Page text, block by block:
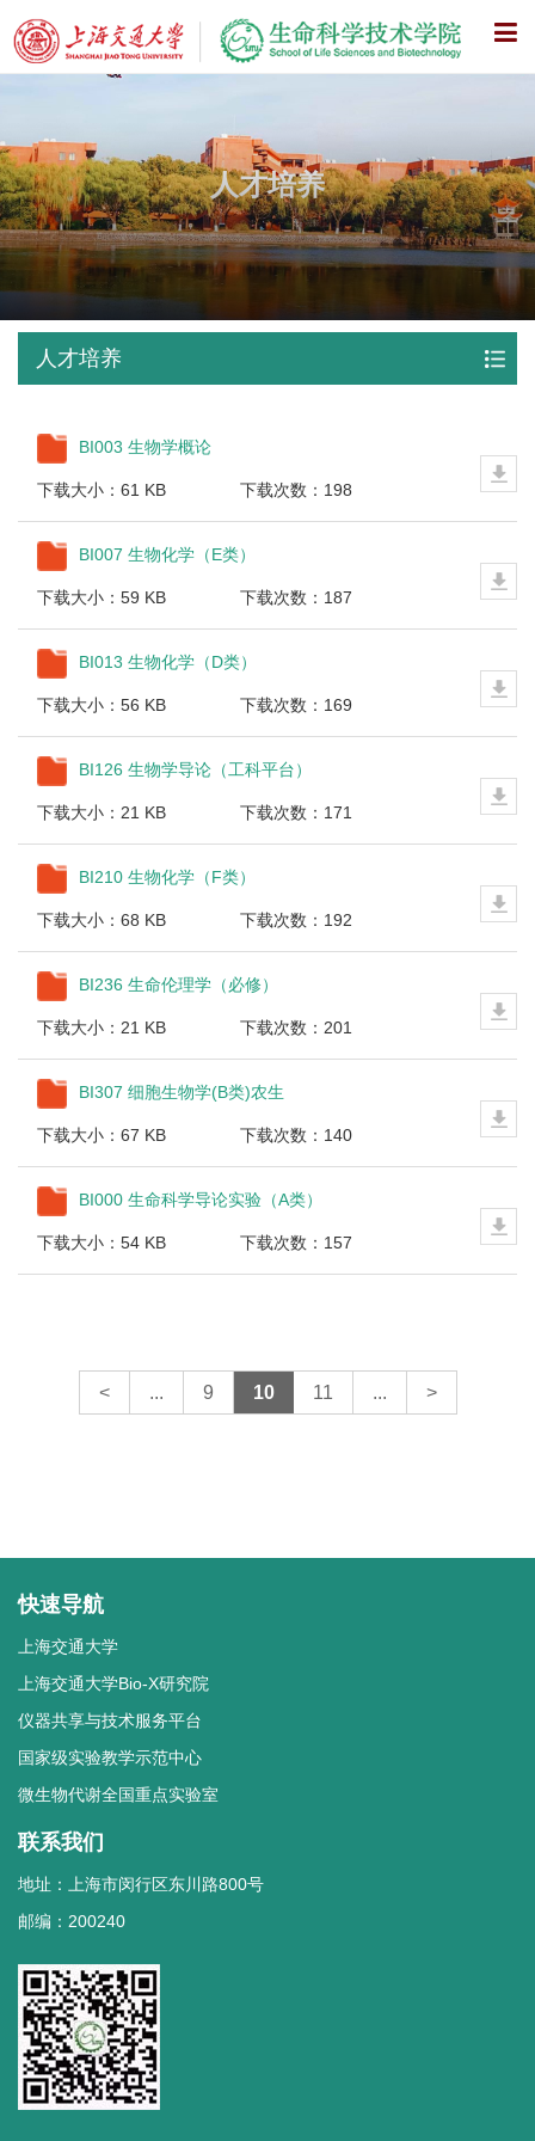
X
人才培养
人才培养
BI003 生物学概论
下载大小：61 KB 下载次数：198
BI007 生物化学（E类）
下载大小：59 KB 下载次数：187
BI013 生物化学（D类）
下载大小：56 KB 下载次数：169
BI126 生物学导论（工科平台）
下载大小：21 KB 下载次数：171
BI210 生物化学（F类）
下载大小：68 KB 下载次数：192
BI236 生命伦理学（必修）
下载大小：21 KB 下载次数：201
BI307 细胞生物学(B类)农生
下载大小：67 KB 下载次数：140
BI000 生命科学导论实验（A类）
下载大小：54 KB 下载次数：157
< ... 9 10 11 ... >
快速导航
上海交通大学
上海交通大学Bio-X研究院
仪器共享与技术服务平台
国家级实验教学示范中心
微生物代谢全国重点实验室
联系我们
地址：上海市闵行区东川路800号
邮编：200240